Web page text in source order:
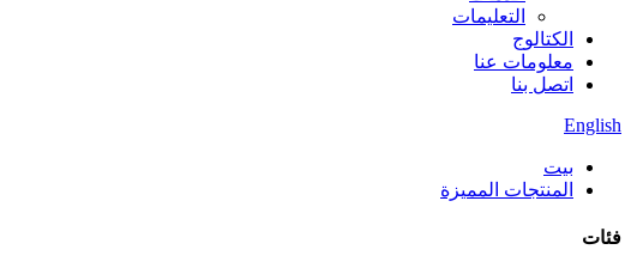
التعليمات
الكتالوج
معلومات عنا
اتصل بنا
English
بيت
المنتجات المميزة
فئات